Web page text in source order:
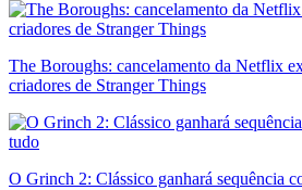
The Boroughs: cancelamento da Netflix
criadores de Stranger Things
O Grinch 2: Clássico ganhará sequência